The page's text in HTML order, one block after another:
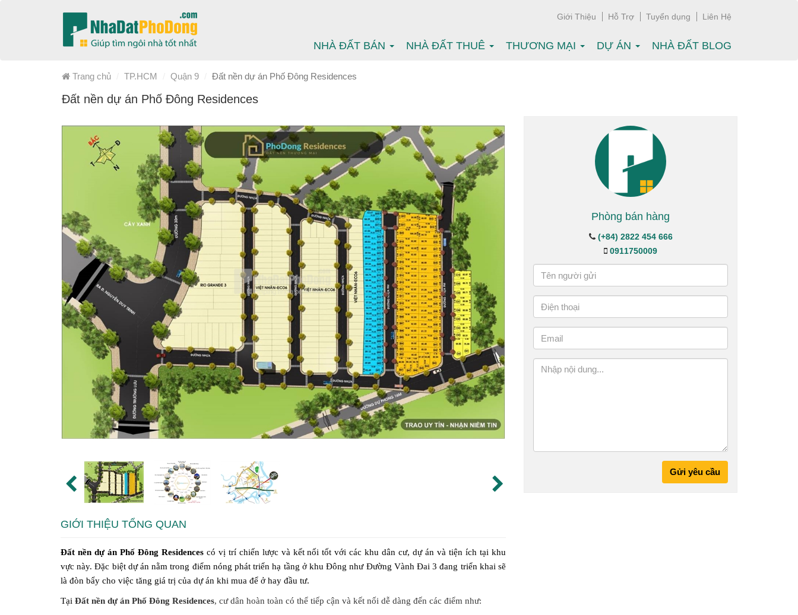
Giới Thiệu Hỗ Trợ Tuyển dụng Liên Hệ
NHÀ ĐẤT BÁN NHÀ ĐẤT THUÊ THƯƠNG MẠI DỰ ÁN NHÀ ĐẤT BLOG
Trang chủ TP.HCM Quận 9 Đất nền dự án Phố Đông Residences
Đất nền dự án Phố Đông Residences
GIỚI THIỆU TỔNG QUAN
Đất nền dự án Phố Đông Residencescó vị trí chiến lược và kết nối tốt với các khu dân cư, dự án và tiện ích tại khu
vực này. Đặc biệt dự án nằm trong điểm nóng phát triển hạ tầng ở khu Đông như Đường Vành Đai 3 đang triển khai sẽ
là đòn bẩy cho việc tăng giá trị của dự án khi mua để ở hay đầu tư.
Tại Đất nền dự án Phố Đông Residences, cư dân hoàn toàn có thể tiếp cận và kết nối dễ dàng đến các điểm như:
Phòng bán hàng
(+84) 2822 454 666
0911750009
Gửi yêu cầu